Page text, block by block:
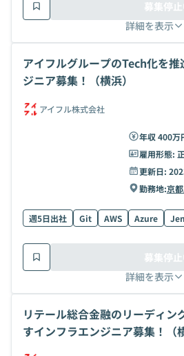
詳細を表示
募集停止
アイフルグループのTech化を
ジニア募集！（横浜）
アイフル株式会社
年収 400万
雇用形態:
更新日:
勤務地:京
週5日出社 Git AWS Azure
詳細を表示
募集停止
リテール総合金融のリーディン
すインフラエンジニア募集！（